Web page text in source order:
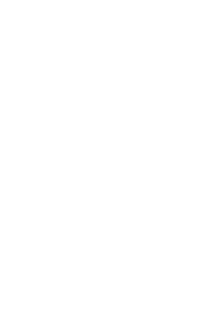
pomoći i ubrzati
u vozilo, vezati